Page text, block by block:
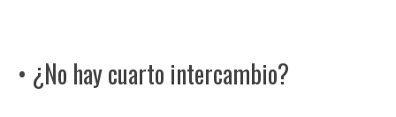
• ¿No hay cuarto intercambio?